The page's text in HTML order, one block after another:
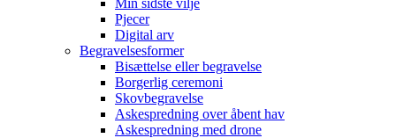
Min sidste vilje
Pjecer
Digital arv
Begravelsesformer
Bisættelse eller begravelse
Borgerlig ceremoni
Skovbegravelse
Askespredning over åbent hav
Askespredning med drone